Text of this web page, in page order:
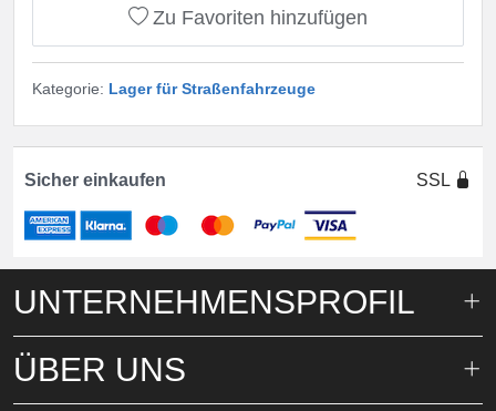
Zu Favoriten hinzufügen
Kategorie: Lager für Straßenfahrzeuge
Sicher einkaufen SSL
UNTERNEHMENSPROFIL
ÜBER UNS